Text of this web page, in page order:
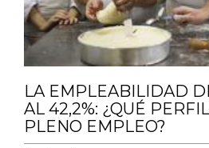
LA EMPLEABILIDAD
AL 42,2%: ¿QUÉ
PLENO EMPLEO?